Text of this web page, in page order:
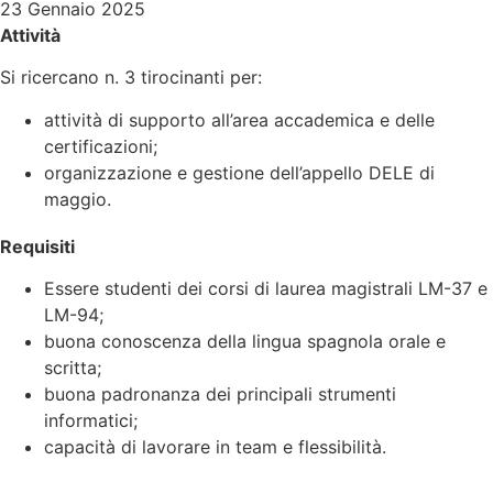
23 Gennaio 2025
Attività
Si ricercano n. 3 tirocinanti per:
attività di supporto all’area accademica e delle
certificazioni;
organizzazione e gestione dell’appello DELE di
maggio.
Requisiti
Essere studenti dei corsi di laurea magistrali LM-37 e
LM-94;
buona conoscenza della lingua spagnola orale e
scritta;
buona padronanza dei principali strumenti
informatici;
capacità di lavorare in team e flessibilità.